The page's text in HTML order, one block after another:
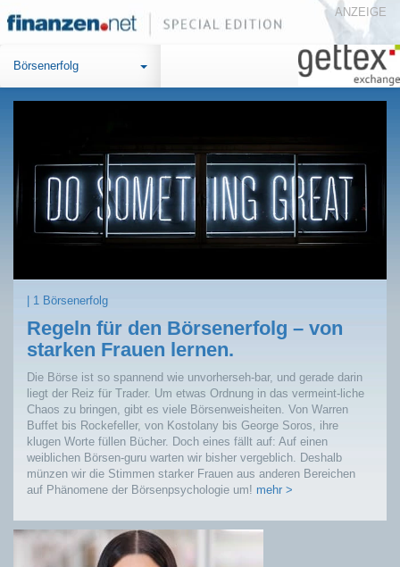
ANZEIGE
Börsenerfolg
| 1 Börsenerfolg
Regeln für den Börsenerfolg – von
starken Frauen lernen.
Die Börse ist so spannend wie unvorherseh-bar, und gerade darin
liegt der Reiz für Trader. Um etwas Ordnung in das vermeint-liche
Chaos zu bringen, gibt es viele Börsenweisheiten. Von Warren
Buffet bis Rockefeller, von Kostolany bis George Soros, ihre
klugen Worte füllen Bücher. Doch eines fällt auf: Auf einen
weiblichen Börsen-guru warten wir bisher vergeblich. Deshalb
münzen wir die Stimmen starker Frauen aus anderen Bereichen
auf Phänomene der Börsenpsychologie um! mehr >